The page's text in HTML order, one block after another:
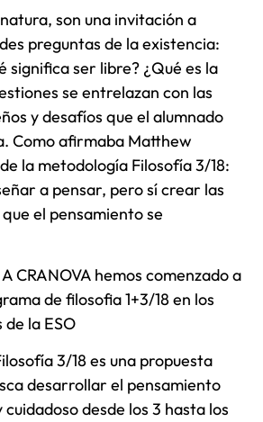
son una invitación a
preguntas de la existencia:
significa ser libre? ¿Qué es la
se entrelazan con las
y desafíos que el alumnado
Como afirmaba Matthew
la metodología Filosofía 3/18:
a pensar, pero sí crear las
el pensamiento se
CRANOVA hemos comenzado a
de filosofia 1+3/18 en los
la ESO
3/18 es una propuesta
desarrollar el pensamiento
desde los 3 hasta los